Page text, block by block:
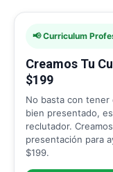
📢 Curriculum
Creamos Tu
$199
No basta con tener
bien presentado,
reclutador.
presentación para
$199.